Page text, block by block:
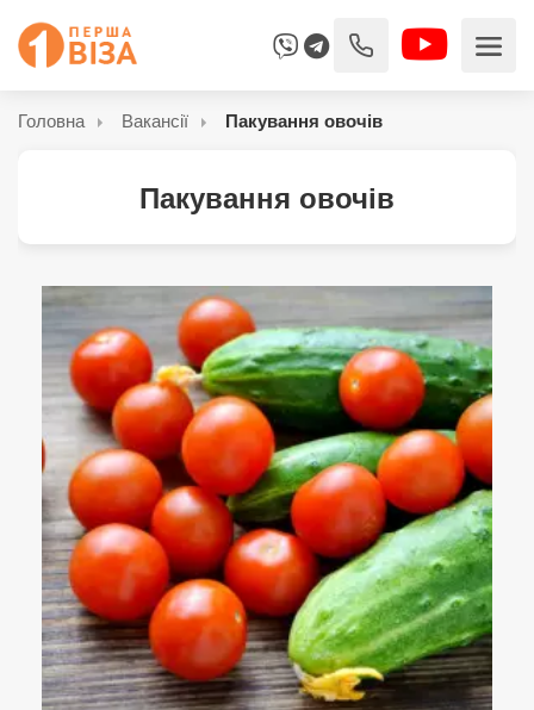
Головна Вакансії Пакування овочів
Пакування овочів